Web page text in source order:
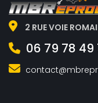
2 RUE VOIE
06 79 78 49